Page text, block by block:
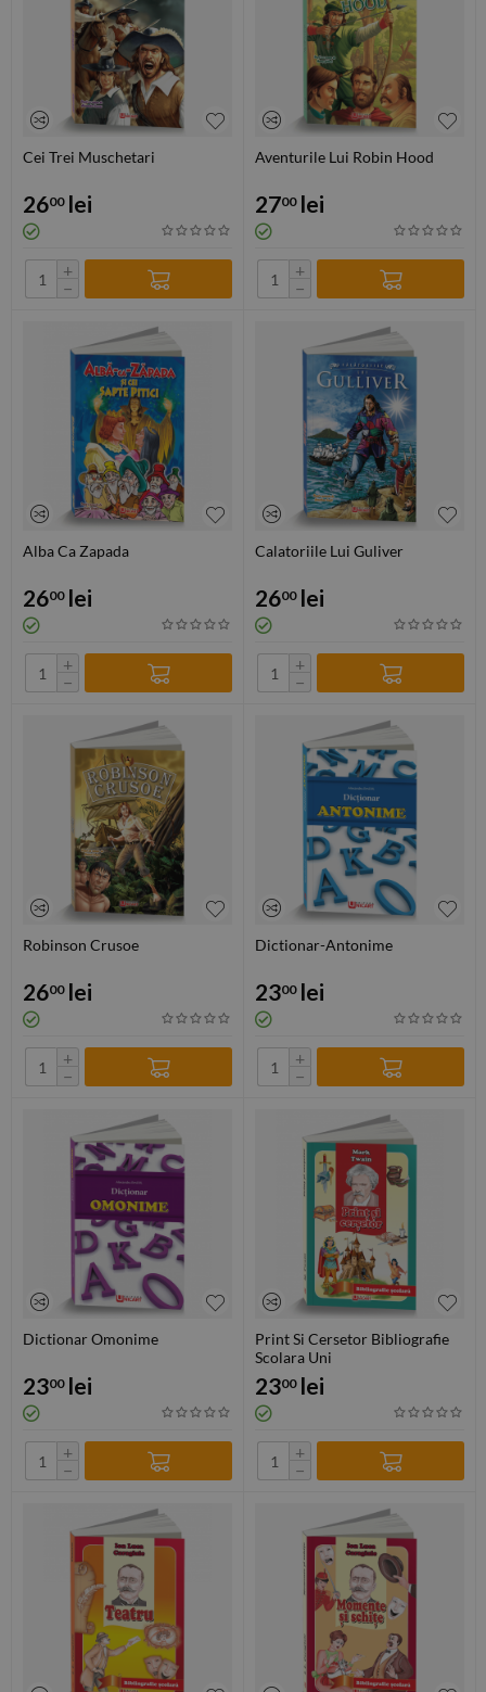
Cei Trei Muschetari
2600 lei
+
−
Aventurile Lui Robin Hood
2700 lei
+
−
Alba Ca Zapada
2600 lei
+
−
Calatoriile Lui Guliver
2600 lei
+
−
Robinson Crusoe
2600 lei
+
−
Dictionar-Antonime
2300 lei
+
−
Dictionar Omonime
2300 lei
+
−
Print Si Cersetor Bibliografie
Scolara Uni
2300 lei
+
−